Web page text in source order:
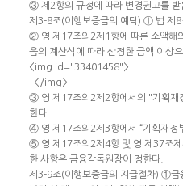
③ 제2항의 규정에 따라 변경권고를 받
제3-8조(이행보증금의 예탁) ① 법 제8
② 영 제17조의2제1항에 따른 소액해
음의 계산식에 따라 산정한 금액 이상
<img id="33401458">
</img>
③ 영 제17조의2제2항에서의 "기획재
한다.
④ 영 제17조의2제3항에서 “기획재정
⑤ 영 제17조의2제4항 및 영 제37조제
한 사항은 금융감독원장이 정한다.
제3-9조(이행보증금의 지급절차) ①금